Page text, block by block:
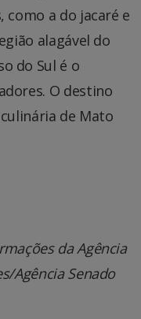
como a do jacaré e
alagável do
do Sul é o
O destino
de Mato
da Agência
Agência Senado